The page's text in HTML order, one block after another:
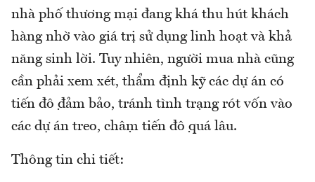
nhà phố thương mại đang khá thu hút khách
hàng nhờ vào giá trị sử dụng linh hoạt và khả
năng sinh lời. Tuy nhiên, người mua nhà cũng
cần phải xem xét, thẩm định kỹ các dự án có
tiến độ đảm bảo, tránh tình trạng rót vốn vào
các dự án treo, chậm tiến độ quá lâu.
Thông tin chi tiết: